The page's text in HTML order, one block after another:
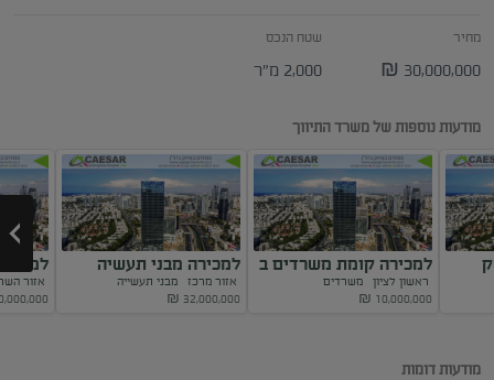
מחיר
30,000,000 ₪
שטח הנכס
2,000 מ"ר
מודעות נוספות של משרד התיווך
למכירה קומת משרדים ב
7% תשואה
ראשון לציון משרדים
10,000,000
₪
למכירה מבני תעשיה
מושכר ורווחי
אזור מרכז מבני תעשייה
32,000,000
₪
אזור
מודעות דומות